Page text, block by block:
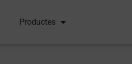
Productes